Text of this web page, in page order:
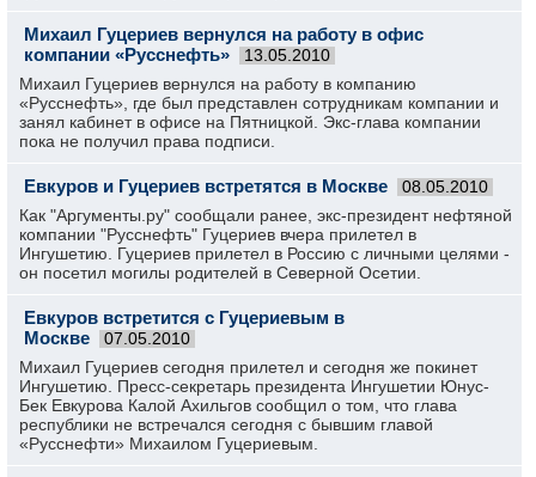
Михаил Гуцериев вернулся на работу в офис
компании «Русснефть»
13.05.2010
Михаил Гуцериев вернулся на работу в компанию
«Русснефть», где был представлен сотрудникам компании и
занял кабинет в офисе на Пятницкой. Экс-глава компании
пока не получил права подписи.
Евкуров и Гуцериев встретятся в Москве 08.05.2010
Как "Аргументы.ру" сообщали ранее, экс-президент нефтяной
компании "Русснефть" Гуцериев вчера прилетел в
Ингушетию. Гуцериев прилетел в Россию с личными целями -
он посетил могилы родителей в Северной Осетии.
Евкуров встретится с Гуцериевым в
Москве
07.05.2010
Михаил Гуцериев сегодня прилетел и сегодня же покинет
Ингушетию. Пресс-секретарь президента Ингушетии Юнус-
Бек Евкурова Калой Ахильгов сообщил о том, что глава
республики не встречался сегодня с бывшим главой
«Русснефти» Михаилом Гуцериевым.